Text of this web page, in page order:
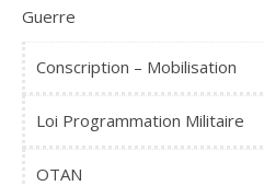
Guerre
Conscription – Mobilisation
Loi Programmation Militaire
OTAN